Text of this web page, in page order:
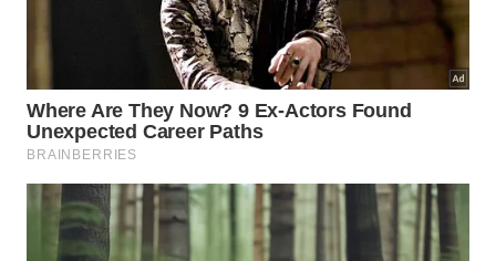
reservoirs reveals potential for subsurface microbial
life and natural H2 exploration | PNAS